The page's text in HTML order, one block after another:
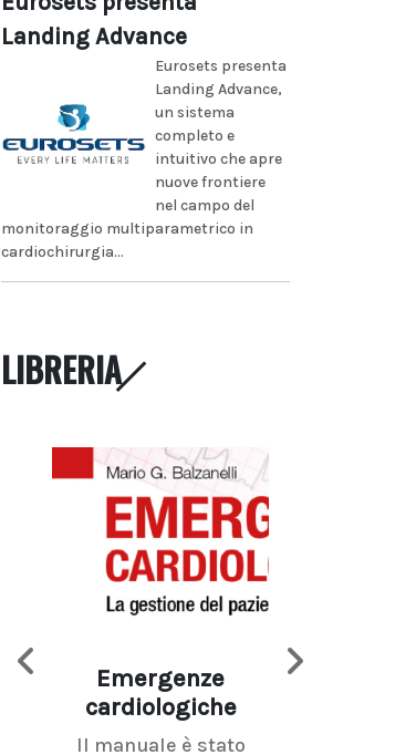
Landing Advance
Eurosets presenta
Landing Advance,
un sistema
completo e
intuitivo che apre
nuove frontiere
nel campo del
monitoraggio multiparametrico in
cardiochirurgia...
LIBRERIA
Emergenze
cardiologiche
Il manuale è stato